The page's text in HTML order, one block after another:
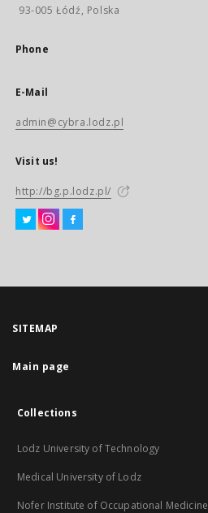
93-005 Łódź, Polska
Phone
E-Mail
admin@cybra.lodz.pl
Visit us!
http://bg.p.lodz.pl/
SITEMAP
Main page
Collections
Lodz University of Technology
Medical University of Lodz
Nofer Institute of Occupational Medicine